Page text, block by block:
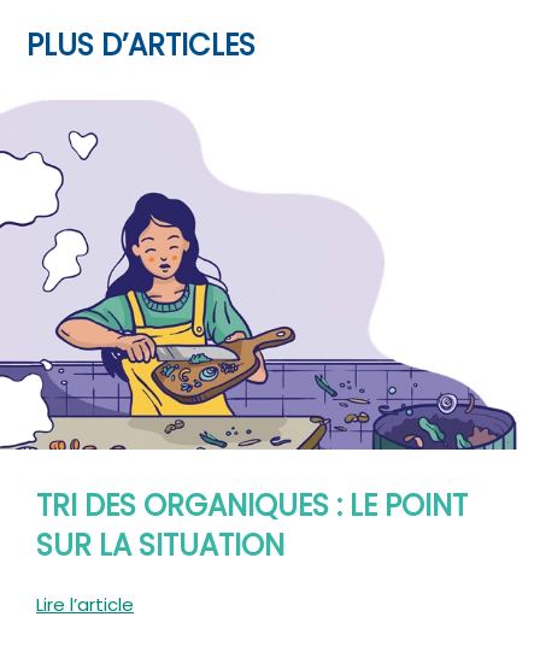
PLUS D’ARTICLES
TRI DES ORGANIQUES : LE POINT
SUR LA SITUATION
Lire l’article